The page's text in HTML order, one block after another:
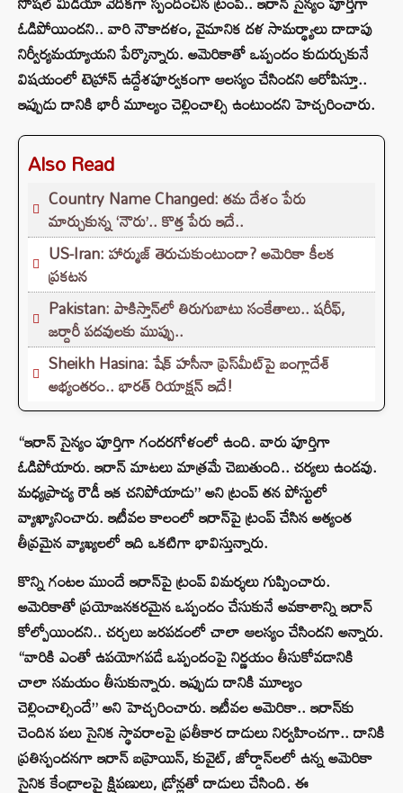
ఓడిపోయిందని.. వారి నౌకాదళం, వైమానిక దళ సామర్థ్యాలు దాదాపు
నిర్వీర్యమయ్యాయని పేర్కొన్నారు. అమెరికాతో ఒప్పందం కుదుర్చుకునే
విషయంలో టెహ్రాన్ ఉద్దేశపూర్వకంగా ఆలస్యం చేసిందని ఆరోపిస్తూ..
ఇప్పుడు దానికి భారీ మూల్యం చెల్లించాల్సి ఉంటుందని హెచ్చరించారు.
Also Read
Country Name Changed: తమ దేశం పేరు
మార్చుకున్న ‘నౌరు’.. కొత్త పేరు ఇదే..
US-Iran: హార్ముజ్ తెరుచుకుంటుందా? అమెరికా కీలక
ప్రకటన
Pakistan: పాకిస్తాన్‌లో తిరుగుబాటు సంకేతాలు.. షరీఫ్,
జర్దారీ పదవులకు ముప్పు..
Sheikh Hasina: షేక్ హసీనా ప్రెస్‌మీట్‌పై బంగ్లాదేశ్
అభ్యంతరం.. భారత్ రియాక్షన్ ఇదే!
“ఇరాన్ సైన్యం పూర్తిగా గందరగోళంలో ఉంది. వారు పూర్తిగా
ఓడిపోయారు. ఇరాన్ మాటలు మాత్రమే చెబుతుంది.. చర్యలు ఉండవు.
మధ్యప్రాచ్య రౌడీ ఇక చనిపోయాడు” అని ట్రంప్ తన పోస్టులో
వ్యాఖ్యానించారు. ఇటీవల కాలంలో ఇరాన్‌పై ట్రంప్ చేసిన అత్యంత
తీవ్రమైన వ్యాఖ్యలలో ఇది ఒకటిగా భావిస్తున్నారు.
కొన్ని గంటల ముందే ఇరాన్‌పై ట్రంప్ విమర్శలు గుప్పించారు.
అమెరికాతో ప్రయోజనకరమైన ఒప్పందం చేసుకునే అవకాశాన్ని ఇరాన్
కోల్పోయిందని.. చర్చలు జరపడంలో చాలా ఆలస్యం చేసిందని అన్నారు.
“వారికి ఎంతో ఉపయోగపడే ఒప్పందంపై నిర్ణయం తీసుకోవడానికి
చాలా సమయం తీసుకున్నారు. ఇప్పుడు దానికి మూల్యం
చెల్లించాల్సిందే” అని హెచ్చరించారు. ఇటీవల అమెరికా.. ఇరాన్‌కు
చెందిన పలు సైనిక స్థావరాలపై ప్రతీకార దాడులు నిర్వహించగా.. దానికి
ప్రతిస్పందనగా ఇరాన్ బహ్రెయిన్, కువైట్, జోర్డాన్‌లలో ఉన్న అమెరికా
సైనిక కేంద్రాలపై క్షిపణులు, డ్రోన్లతో దాడులు చేసింది. ఈ